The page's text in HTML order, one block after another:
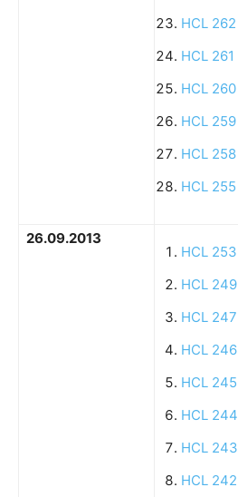
HCL 262
HCL 261
HCL 260
HCL 259
HCL 258
HCL 255
26.09.2013
HCL 253
HCL 249
HCL 247
HCL 246
HCL 245
HCL 244
HCL 243
HCL 242